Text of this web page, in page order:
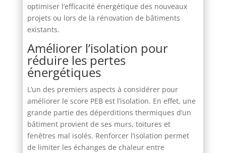
optimiser l’efficacité énergétique des nouveaux
projets ou lors de la rénovation de bâtiments
existants.
Améliorer l’isolation pour
réduire les pertes
énergétiques
L’un des premiers aspects à considérer pour
améliorer le score PEB est l’isolation. En effet, une
grande partie des déperditions thermiques d’un
bâtiment provient de ses murs, toitures et
fenêtres mal isolés. Renforcer l’isolation permet
de limiter les échanges de chaleur entre